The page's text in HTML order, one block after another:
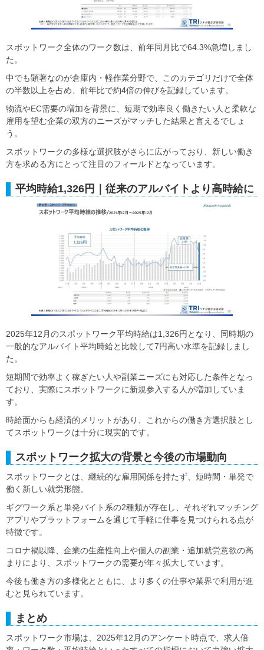
スポットワーク全体のワーク数は、前年同月比で64.3%急増しまし
た。
中でも顕著なのが倉庫内・軽作業分野で、このカテゴリだけで全体
の半数以上を占め、前年比で約4倍の伸びを記録しています。
物流やEC需要の増加を背景に、短期で効率良く働きたい人と柔軟な
雇用を望む企業の双方のニーズがマッチした結果と言えるでしょ
う。
スポットワークの多様な選択肢がさらに広がっており、新しい働き
方を求める方にとって注目のフィールドとなっています。
平均時給1,326円｜従来のアルバイトより高時給に
2025年12月のスポットワーク平均時給は1,326円となり、同時期の
一般的なアルバイト平均時給と比較して7円高い水準を記録しまし
た。
短期間で効率よく稼ぎたい人や副業ニーズにも対応した条件となっ
ており、実際にスポットワークに新規参入する人が増加していま
す。
時給面からも経済的メリットがあり、これからの働き方選択肢とし
てスポットワークは十分に現実的です。
スポットワーク拡大の背景と今後の市場動向
スポットワークとは、継続的な雇用関係を持たず、短時間・単発で
働く新しい就労形態。
ギグワーク系と単発バイト系の2種類が存在し、それぞれマッチング
アプリやプラットフォームを通じて手軽に仕事を見つけられる点が
特徴です。
コロナ禍以降、企業の生産性向上や個人の副業・追加就労意欲の高
まりにより、スポットワークの需要が年々拡大しています。
今後も働き方の多様化とともに、より多くの仕事や業界で利用が進
むと見られています。
まとめ
スポットワーク市場は、2025年12月のアンケート時点で、求人倍